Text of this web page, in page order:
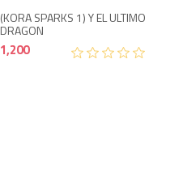
(KORA SPARKS 1) Y EL ULTIMO
DRAGON
1,200